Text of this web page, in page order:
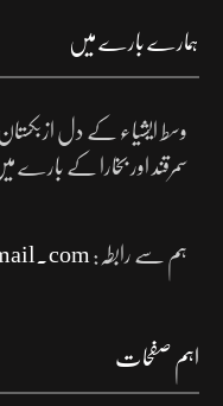
ہمارے بارے میں
وسط ایشیاء کے دل
سمرقند اور بخارا کے بارے
ہم سے رابطہ:
اہم صفحات